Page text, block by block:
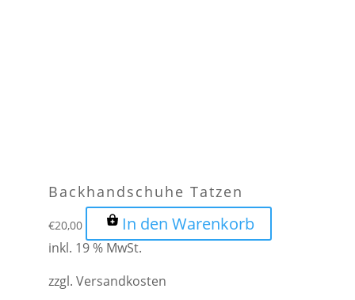
Backhandschuhe Tatzen
€20,00 In den Warenkorb
inkl. 19 % MwSt.
zzgl. Versandkosten